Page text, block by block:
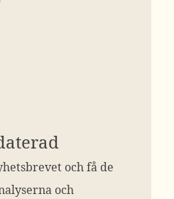
och få de
och